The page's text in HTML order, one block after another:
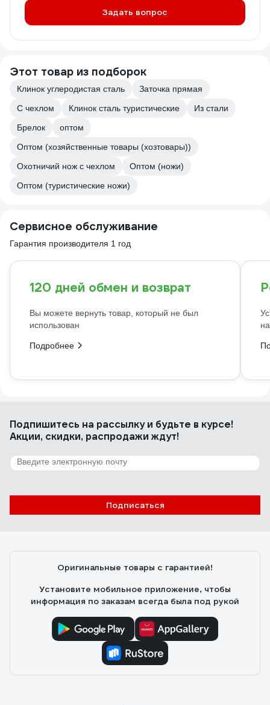
Задать вопрос
Этот товар из подборок
Клинок углеродистая сталь
Заточка прямая
С чехлом
Клинок сталь туристические
Из стали
Брелок
оптом
Оптом (хозяйственные товары (хозтовары))
Охотничий нож с чехлом
Оптом (ножи)
Оптом (туристические ножи)
Сервисное обслуживание
Гарантия производителя 1 год
120 дней обмен и возврат
Вы можете вернуть товар, который не был
использован
Подробнее
Подпишитесь на рассылкуи будьте в курсе!
Акции, скидки, распродажи ждут!
Подписаться
Оригинальные товары с гарантией!
Установите мобильное приложение, чтобы
информация по заказам всегда была под рукой